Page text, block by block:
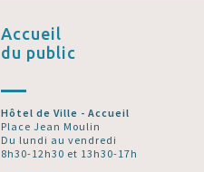
Accueil
du public
Hôtel de Ville - Accueil
Place Jean Moulin
Du lundi au vendredi
8h30-12h30 et 13h30-17h